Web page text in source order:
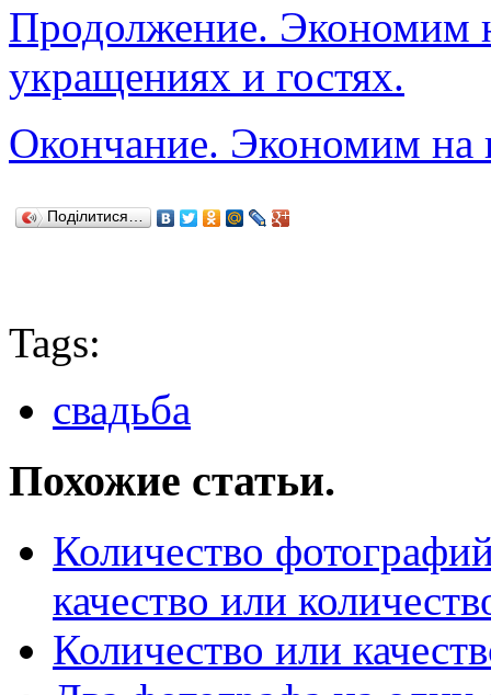
Продолжение. Экономим
укращениях и гостях.
Окончание. Экономим на
Поділитися…
Tags:
свадьба
Похожие статьи.
Количество
качество или
Количество или